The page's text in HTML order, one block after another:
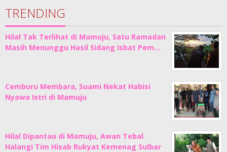
TRENDING
Hilal Tak Terlihat di Mamuju, Satu Ramadan
Masih Menunggu Hasil Sidang Isbat Pem…
Cemburu Membara, Suami Nekat Habisi
Nyawa Istri di Mamuju
Hilal Dipantau di Mamuju, Awan Tebal
Halangi Tim Hisab Rukyat Kemenag Sulbar